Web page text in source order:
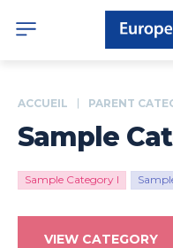
ACCUEIL PARENT
Sample
Sample Category I
VIEW CATEGORY